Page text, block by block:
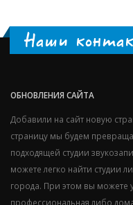
Наши
ОБНОВЛЕНИЯ САЙТА
Добавили на сайт новую
страницу мы будем
подходящей студии
можете легко найти студии
города. При этом вы можете
профессиональная либо